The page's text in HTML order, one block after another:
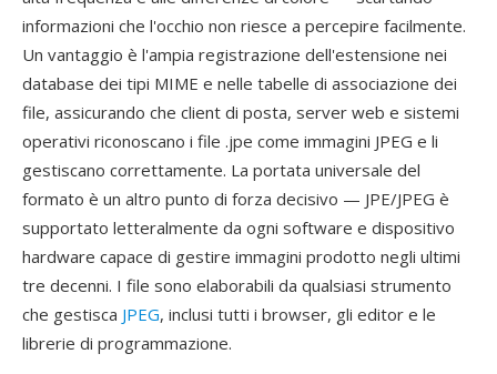
informazioni che l'occhio non riesce a percepire facilmente.
Un vantaggio è l'ampia registrazione dell'estensione nei
database dei tipi MIME e nelle tabelle di associazione dei
file, assicurando che client di posta, server web e sistemi
operativi riconoscano i file .jpe come immagini JPEG e li
gestiscano correttamente. La portata universale del
formato è un altro punto di forza decisivo — JPE/JPEG è
supportato letteralmente da ogni software e dispositivo
hardware capace di gestire immagini prodotto negli ultimi
tre decenni. I file sono elaborabili da qualsiasi strumento
che gestisca JPEG, inclusi tutti i browser, gli editor e le
librerie di programmazione.